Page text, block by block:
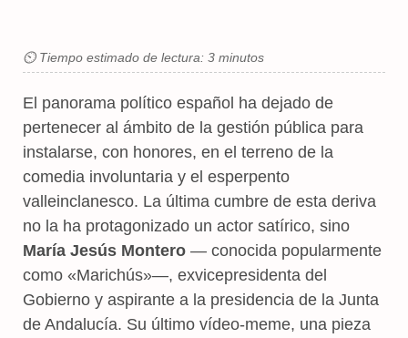
⏲ Tiempo estimado de lectura: 3 minutos
El panorama político español ha dejado de
pertenecer al ámbito de la gestión pública para
instalarse, con honores, en el terreno de la
comedia involuntaria y el esperpento
valleinclanesco. La última cumbre de esta deriva
no la ha protagonizado un actor satírico, sino
María Jesús Montero — conocida popularmente
como «Marichús»—, exvicepresidenta del
Gobierno y aspirante a la presidencia de la Junta
de Andalucía. Su último vídeo-meme, una pieza